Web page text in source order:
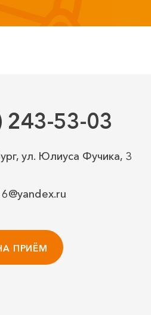
243-53-03
ул. Юлиуса Фучика, 3
ПРИЁМ